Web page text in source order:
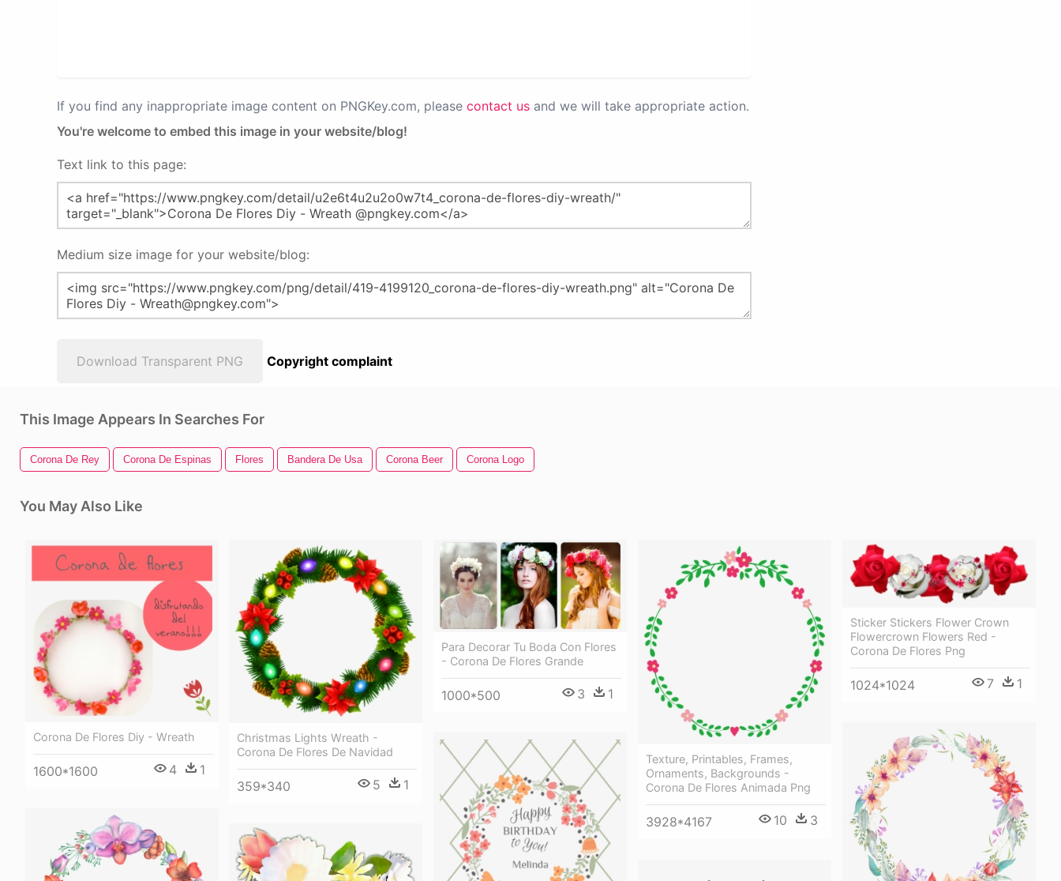
If you find any inappropriate image content on PNGKey.com, please contact us and we will take appropriate action.
You're welcome to embed this image in your website/blog!
Text link to this page:
Medium size image for your website/blog:
Download Transparent PNG Copyright complaint
This Image Appears In Searches For
Corona De Rey Corona De Espinas Flores Bandera De Usa Corona Beer Corona Logo
You May Also Like
Corona De Flores Diy - Wreath
1600*1600 4 1
Christmas Lights Wreath -
Corona De Flores De Navidad
359*340 5 1
Para Decorar Tu Boda Con Flores
- Corona De Flores Grande
1000*500 3 1
Texture, Printables, Frames,
Ornaments, Backgrounds -
Corona De Flores Animada Png
3928*4167 10 3
Sticker Stickers Flower Crown
Flowercrown Flowers Red -
Corona De Flores Png
1024*1024 7 1